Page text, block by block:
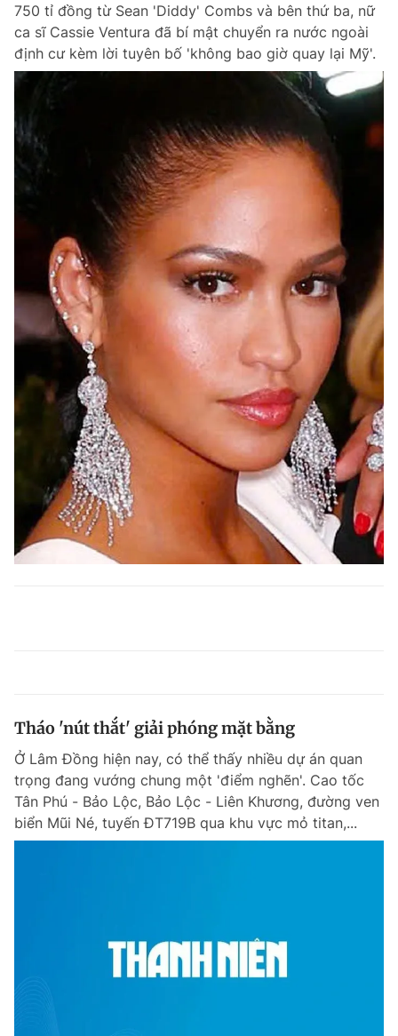
750 tỉ đồng từ Sean 'Diddy' Combs và bên thứ ba, nữ
ca sĩ Cassie Ventura đã bí mật chuyển ra nước ngoài
định cư kèm lời tuyên bố 'không bao giờ quay lại Mỹ'.
Tháo 'nút thắt' giải phóng mặt bằng
Ở Lâm Đồng hiện nay, có thể thấy nhiều dự án quan
trọng đang vướng chung một 'điểm nghẽn'. Cao tốc
Tân Phú - Bảo Lộc, Bảo Lộc - Liên Khương, đường ven
biển Mũi Né, tuyến ĐT719B qua khu vực mỏ titan,...